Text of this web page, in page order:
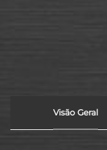
Visão Geral